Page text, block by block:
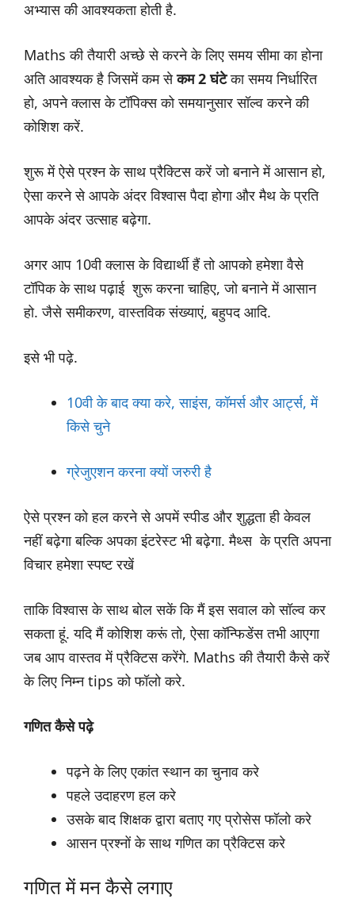
अभ्यास की आवश्यकता होती है.
Maths की तैयारी अच्छे से करने के लिए समय सीमा का होना
अति आवश्यक है जिसमें कम सेकम 2 घंटेका समय निर्धारित
हो, अपने क्लास के टॉपिक्स को समयानुसार सॉल्व करने की
कोशिश करें.
शुरू में ऐसे प्रश्न के साथ प्रैक्टिस करें जो बनाने में आसान हो,
ऐसा करने से आपके अंदर विश्वास पैदा होगा और मैथ के प्रति
आपके अंदर उत्साह बढ़ेगा.
अगर आप 10वी क्लास के विद्यार्थी हैं तो आपको हमेशा वैसे
टॉपिक के साथ पढ़ाई शुरू करना चाहिए, जो बनाने में आसान
हो. जैसे समीकरण, वास्तविक संख्याएं, बहुपद आदि.
इसे भी पढ़े.
10वी के बाद क्या करे, साइंस, कॉमर्स और आर्ट्स, में
किसे चुने
ग्रेजुएशन करना क्यों जरुरी है
ऐसे प्रश्न को हल करने से अपमें स्पीड और शुद्धता ही केवल
नहीं बढ़ेगा बल्कि अपका इंटरेस्ट भी बढ़ेगा. मैथ्स के प्रति अपना
विचार हमेशा स्पष्ट रखें
ताकि विश्वास के साथ बोल सकें कि मैं इस सवाल को सॉल्व कर
सकता हूं. यदि मैं कोशिश करूं तो, ऐसा कॉन्फिडेंस तभी आएगा
जब आप वास्तव में प्रैक्टिस करेंगे. Maths की तैयारी कैसे करें
के लिए निम्न tips को फॉलो करे.
गणित कैसे पढ़े
पढ़ने के लिए एकांत स्थान का चुनाव करे
पहले उदाहरण हल करे
उसके बाद शिक्षक द्वारा बताए गए प्रोसेस फॉलो करे
आसन प्रश्नों के साथ गणित का प्रैक्टिस करे
गणित में मन कैसे लगाए